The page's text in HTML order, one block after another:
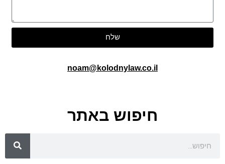
noam@kolodnylaw.co.il
חיפוש באתר